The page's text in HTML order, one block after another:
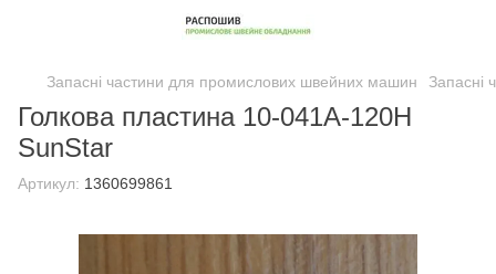
Запасні частини для промислових швейних машин Запасні
Голкова пластина 10-041A-120H
SunStar
Артикул: 1360699861